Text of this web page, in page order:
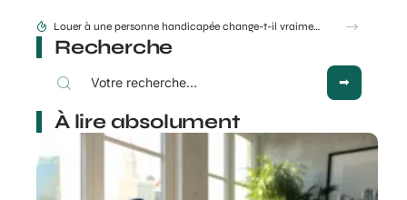
Louer à une personne handicapée change-t-il vraiment le risque d’impayés ?
Recherche
À lire absolument